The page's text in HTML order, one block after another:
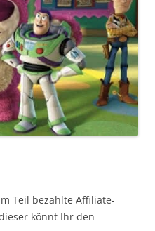
Teil bezahlte Affiliate-
könnt Ihr den